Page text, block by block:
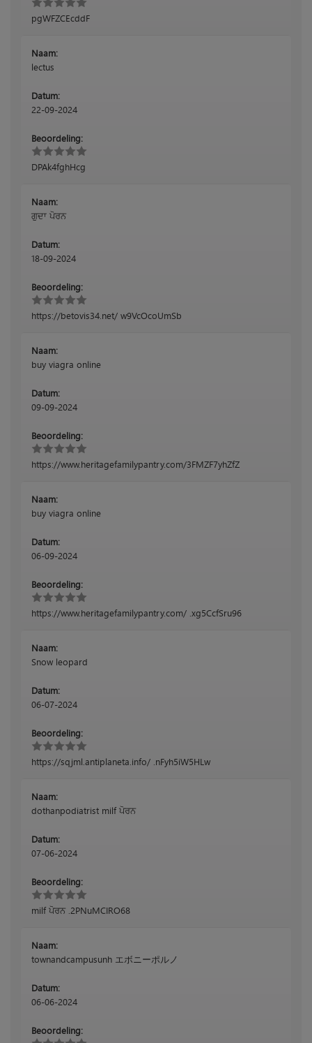
pgWFZCEcddF
Naam:
lectus
Datum:
22-09-2024
Beoordeling:
DPAk4fghHcg
Naam:
ਗੁਦਾ ਪੋਰਨ
Datum:
18-09-2024
Beoordeling:
https://betovis34.net/ w9VcOcoUmSb
Naam:
buy viagra online
Datum:
09-09-2024
Beoordeling:
https://www.heritagefamilypantry.com/3FMZF7yhZfZ
Naam:
buy viagra online
Datum:
06-09-2024
Beoordeling:
https://www.heritagefamilypantry.com/ .xg5CcfSru96
Naam:
Snow leopard
Datum:
06-07-2024
Beoordeling:
https://sqjml.antiplaneta.info/ .nFyh5iW5HLw
Naam:
dothanpodiatrist milf ਪੋਰਨ
Datum:
07-06-2024
Beoordeling:
milf ਪੋਰਨ .2PNuMCIRO68
Naam:
townandcampusunh エボニーポルノ
Datum:
06-06-2024
Beoordeling: